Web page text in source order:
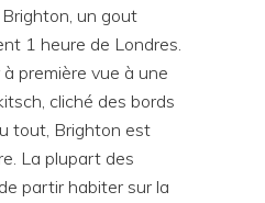
Brighton, un gout
1 heure de Londres.
première vue à une
cliché des bords
tout, Brighton est
La plupart des
partir habiter sur la